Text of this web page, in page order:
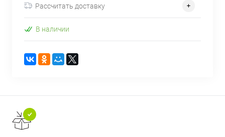
Рассчитать доставку
В наличии